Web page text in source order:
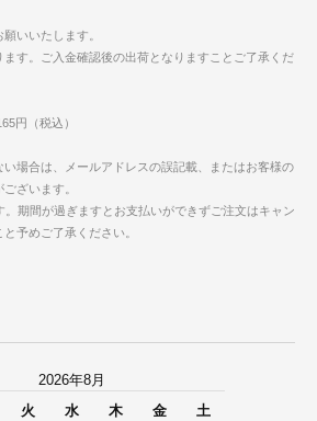
いいたします。
ます。ご入金確認後の出荷となりますことご了承くだ
円（税込）
場合は、メールアドレスの誤記載、またはお客様の
ざいます。
期間が過ぎますとお支払いができずご注文はキャン
予めご了承ください。
2026年8月
火 水 木 金 土